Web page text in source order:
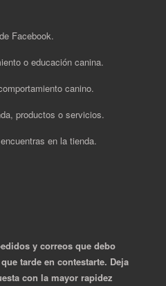
Facebook.
o educación canina.
canino.
productos o servicios.
en la tienda.
y correos que debo
tarde en contestarte. Deja
con la mayor rapidez